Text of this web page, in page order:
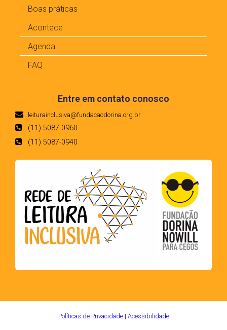
Boas práticas
Acontece
Agenda
FAQ
Entre em contato conosco
leiturainclusiva@fundacaodorina.org.br
(11) 5087 0960
(11) 5087-0940
Políticas de Privacidade| Acessibilidade